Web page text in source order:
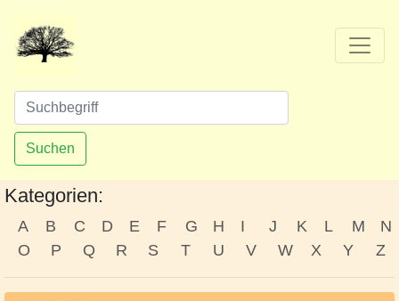
Suchen
Kategorien:
A B C D E F G H I J K L M
N
O
P Q R S T U V W X Y Z